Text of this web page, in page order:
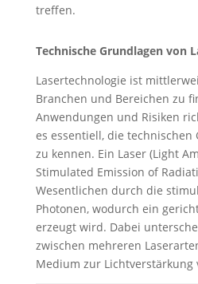
treffen.
Technische Grundlagen von
Lasertechnologie ist
Branchen und Bereichen zu
Anwendungen und Risiken
es essentiell, die technischen
zu kennen. Ein Laser (Light
Stimulated Emission of
Wesentlichen durch die
Photonen, wodurch ein
erzeugt wird. Dabei
zwischen mehreren
Medium zur Lichtverstärkung